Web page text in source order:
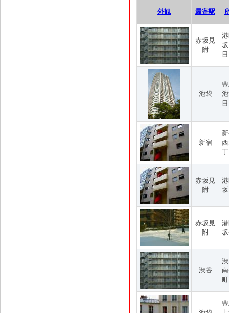
外観 最寄駅
赤坂見
附
目
池袋
目
新宿
赤坂見
附
赤坂見
附
渋谷